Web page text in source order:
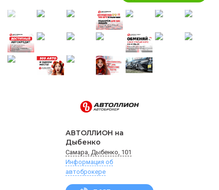
АВТОЛЛИОН на
Дыбенко
Самара, Дыбенко, 101
Информация об
автоброкере